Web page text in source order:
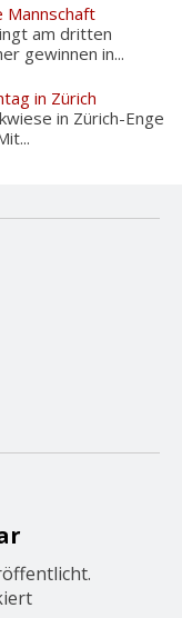
Mannschaft
am dritten
gewinnen in...
in Zürich
in Zürich-Enge